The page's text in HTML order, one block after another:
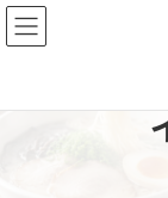
コ
ン
ツ
ナ
ビ
シ